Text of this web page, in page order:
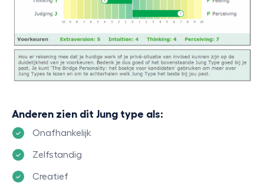
Anderen zien dit Jung type als:
Onafhankelijk
Zelfstandig
Creatief